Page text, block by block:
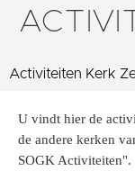
Historie
Activiteiten
Contact
Vaktaal
Activiteiten Kerk
U vindt hier de
de andere kerken
SOGK Activiteiten".